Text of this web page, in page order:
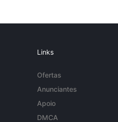
Links
Ofertas
Anunciantes
Apoio
DMCA